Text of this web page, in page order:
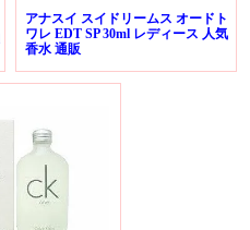
アナスイ スイドリームス オードト
ワレ EDT SP 30ml レディース 人気
香水 通販